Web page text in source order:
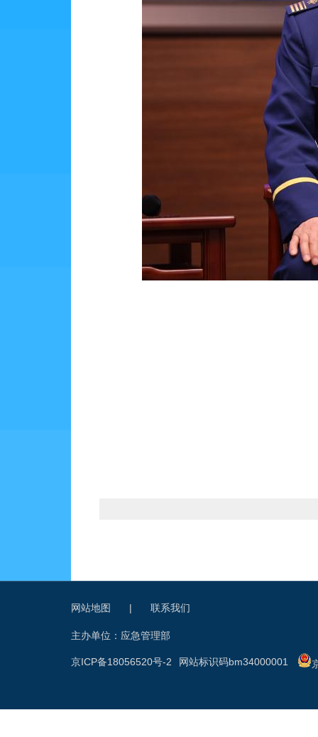
网站地图 | 联系我们
主办单位：应急管理部
网站标识码bm34000001
京ICP备18056520号-2